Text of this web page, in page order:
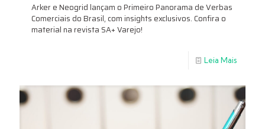
Arker e Neogrid lançam o Primeiro Panorama de Verbas
Comerciais do Brasil, com insights exclusivos. Confira o
material na revista SA+ Varejo!
Leia Mais